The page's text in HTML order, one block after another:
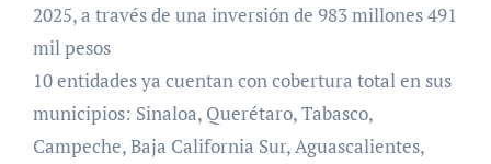
2025, a través de una inversión de 983 millones 491
mil pesos
10 entidades ya cuentan con cobertura total en sus
municipios: Sinaloa, Querétaro, Tabasco,
Campeche, Baja California Sur, Aguascalientes,